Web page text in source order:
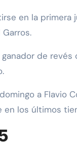
en la
de
a Flavio
en los últimos